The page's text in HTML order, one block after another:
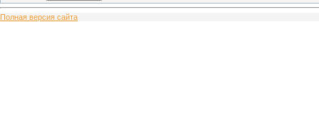
Полная версия сайта